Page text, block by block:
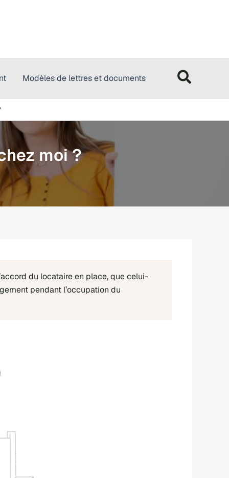
Modèles de lettres et documents
moi ?
du locataire en place, que celui-
pendant l’occupation du